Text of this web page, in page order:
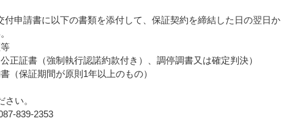
申請書に以下の書類を添付して、保証契約を締結した日の翌日か
正証書（強制執行認諾約款付き）、調停調書又は確定判決）
（保証期間が原則1年以上のもの）
い。
839-2353